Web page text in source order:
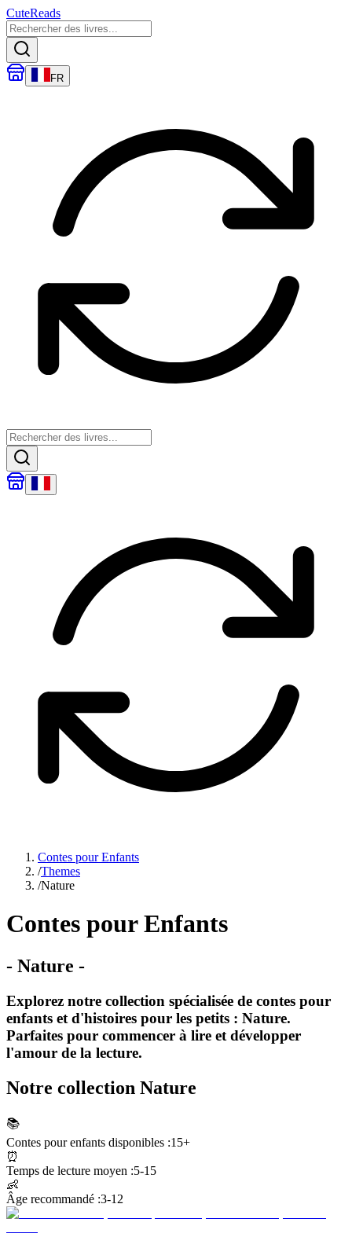
CuteReads
FR
Contes pour Enfants
/Themes
/Nature
Contes pour Enfants
- Nature -
Explorez notre collection spécialisée de contes pour
enfants et d'histoires pour les petits : Nature.
Parfaites pour commencer à lire et développer
l'amour de la lecture.
Notre collection Nature
📚
Contes pour enfants disponibles :15+
⏰
Temps de lecture moyen :5-15
👶
Âge recommandé :3-12